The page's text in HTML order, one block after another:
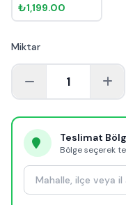
₺1,199.00
Miktar
1
Teslimat
Bölge seçerek